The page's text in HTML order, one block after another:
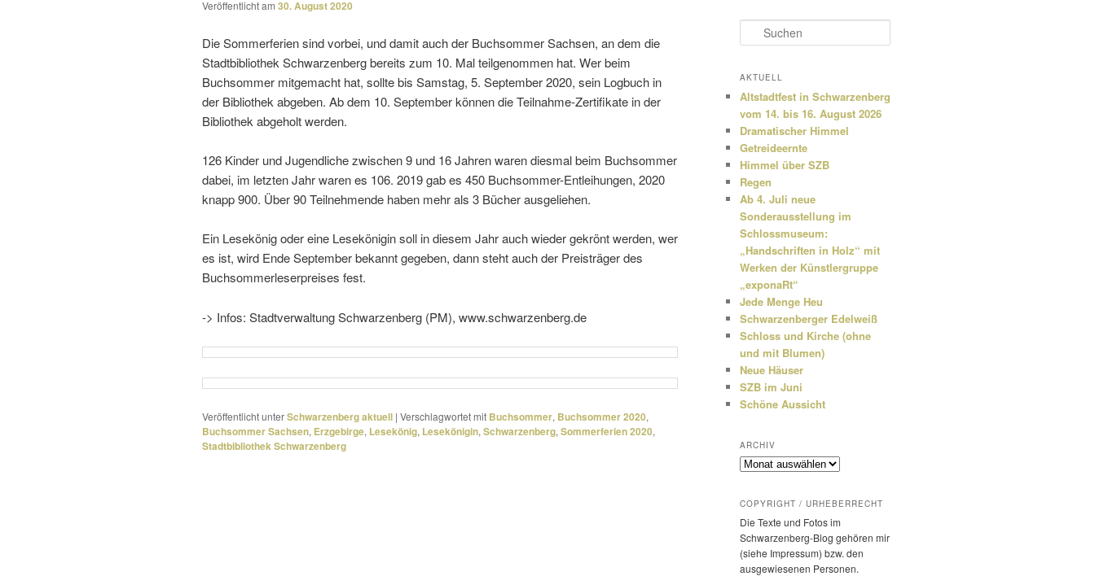
Veröffentlicht am 30. August 2020
Die Sommerferien sind vorbei, und damit auch der Buchsommer Sachsen, an dem die
Stadtbibliothek Schwarzenberg bereits zum 10. Mal teil­ge­nommen hat. Wer beim
Buchsommer mitge­macht hat, sollte bis Samstag, 5. September 2020, sein Logbuch in
der Bibliothek abgeben. Ab dem 10. September können die Teilnahme-Zertifikate in der
Bibliothek abge­holt werden.
126 Kinder und Jugendliche zwischen 9 und 16 Jahren waren diesmal beim Buchsommer
dabei, im letzten Jahr waren es 106. 2019 gab es 450 Buchsommer-Entleihungen, 2020
knapp 900. Über 90 Teilnehmende haben mehr als 3 Bücher ausgeliehen.
Ein Lesekönig oder eine Lesekönigin soll in diesem Jahr auch wieder gekrönt werden, wer
es ist, wird Ende September bekannt gegeben, dann steht auch der Preisträger des
Buchsommerleserpreises fest.
-> Infos: Stadtverwaltung Schwarzenberg (PM), www.schwarzenberg.de
Veröffentlicht unterSchwarzenberg aktuell | Verschlagwortet mit Buchsommer, Buchsommer 2020,
Buchsommer Sachsen, Erzgebirge, Lesekönig, Lesekönigin, Schwarzenberg, Sommerferien 2020,
Stadtbibliothek Schwarzenberg
u
h
n
AKTUELL
Altstadtfest in Schwarzenberg
vom 14. bis 16. August 2026
Dramatischer Himmel
Getreideernte
Himmel über SZB
Regen
Ab 4. Juli neue
Sonderausstellung im
Schlossmuseum:
„Handschriften in Holz“ mit
Werken der Künstlergruppe
„exponaRt“
Jede Menge Heu
Schwarzenberger Edelweiß
Schloss und Kirche (ohne
und mit Blumen)
Neue Häuser
SZB im Juni
Schöne Aussicht
ARCHIV
Archiv
COPYRIGHT / URHEBERRECHT
Die Texte und Fotos im
Schwarzenberg-Blog gehören mir
(siehe Impressum) bzw. den
ausge­wie­senen Personen.